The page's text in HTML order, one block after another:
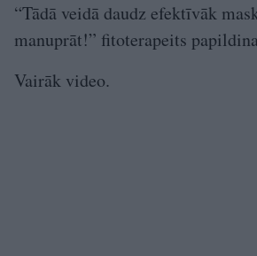
“Tādā veidā daudz efektīvāk
manuprāt!” fitoterapeits
Vairāk video.